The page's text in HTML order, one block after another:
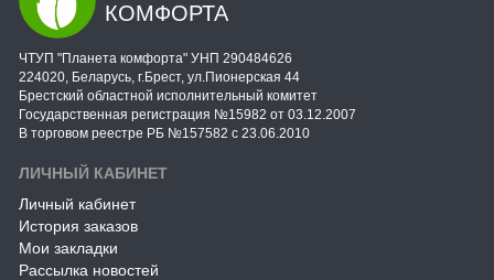
КОМФОРТА
ЧТУП "Планета комфорта" УНП 290484626
224020, Беларусь, г.Брест, ул.Пионерская 44
Брестский областной исполнительный комитет
Государственная регистрация №15982 от 03.12.2007
В торговом реестре РБ №157582 с 23.06.2010
ЛИЧНЫЙ КАБИНЕТ
Личный кабинет
История заказов
Мои закладки
Рассылка новостей